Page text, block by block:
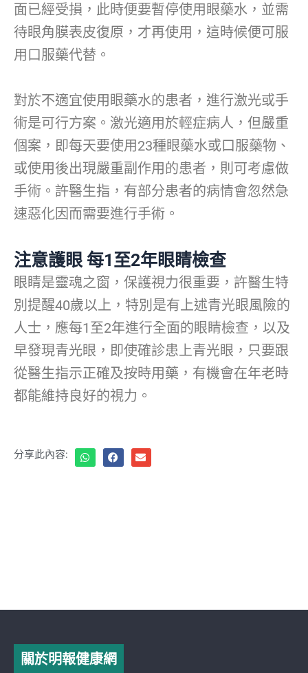
面已經受損，此時便要暫停使用眼藥水，並需
待眼角膜表皮復原，才再使用，這時候便可服
用口服藥代替。
對於不適宜使用眼藥水的患者，進行激光或手
術是可行方案。激光適用於輕症病人，但嚴重
個案，即每天要使用23種眼藥水或口服藥物、
或使用後出現嚴重副作用的患者，則可考慮做
手術。許醫生指，有部分患者的病情會忽然急
速惡化因而需要進行手術。
注意護眼 每1至2年眼睛檢查
眼睛是靈魂之窗，保護視力很重要，許醫生特
別提醒40歲以上，特別是有上述青光眼風險的
人士，應每1至2年進行全面的眼睛檢查，以及
早發現青光眼，即使確診患上青光眼，只要跟
從醫生指示正確及按時用藥，有機會在年老時
都能維持良好的視力。
分享此內容:
關於明報健康網